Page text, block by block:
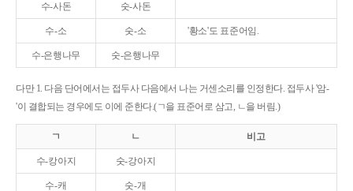
수-사돈 숫-사돈
수-소 숫-소 '황소'도 표준어임.
수-은행나무 숫-은행나무
다만 1. 다음 단어에서는 접두사 다음에서 나는 거센소리를 인정한다. 접두사 '암-
'이 결합되는 경우에도 이에 준한다.(ㄱ을 표준어로 삼고, ㄴ을 버림.)
ㄱ ㄴ 비고
수-캉아지 숫-강아지
수-캐 숫-개